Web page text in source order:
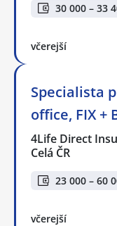
30 000 – 33
včerejší
Specialista
office, FIX +
4Life Direct
Celá ČR
23 000 – 60
včerejší